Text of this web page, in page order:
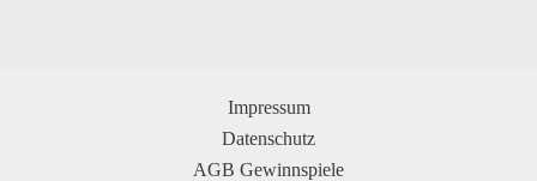
Impressum
Datenschutz
AGB Gewinnspiele